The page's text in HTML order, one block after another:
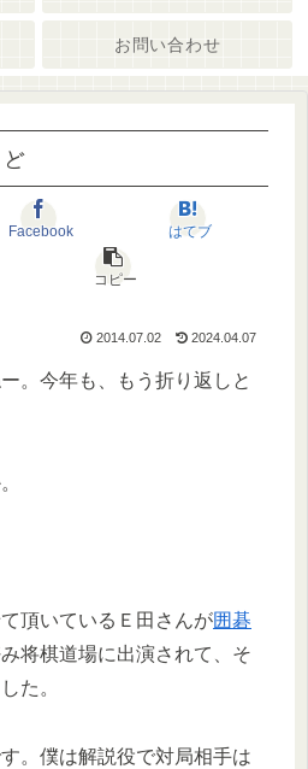
お問い合わせ
Facebook はてブ
コピー
2014.07.02 2024.04.07
。今年も、もう折り返しと
頂いているＥ田さんが囲碁
将棋道場に出演されて、そ
た。
。僕は解説役で対局相手は